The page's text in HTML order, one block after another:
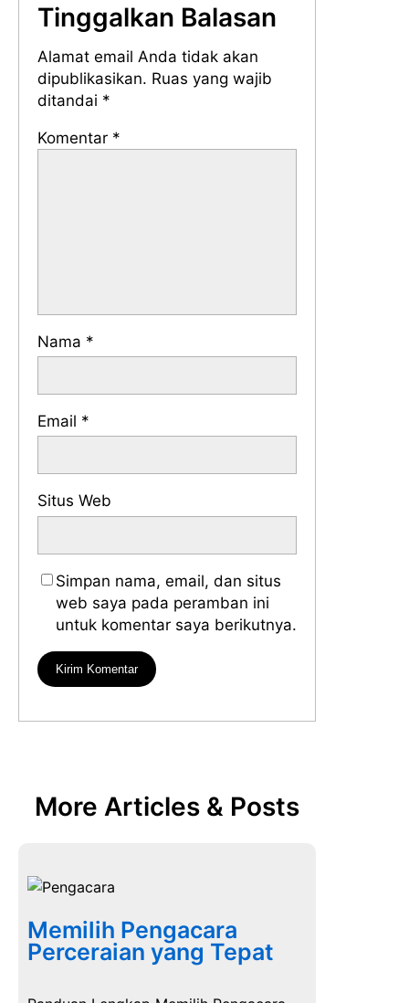
Tinggalkan Balasan
Alamat email Anda tidak akan
dipublikasikan. Ruas yang wajib
ditandai *
Komentar *
Nama *
Email *
Situs Web
Simpan nama, email, dan situs
web saya pada peramban ini
untuk komentar saya berikutnya.
More Articles & Posts
Memilih Pengacara
Perceraian yang Tepat